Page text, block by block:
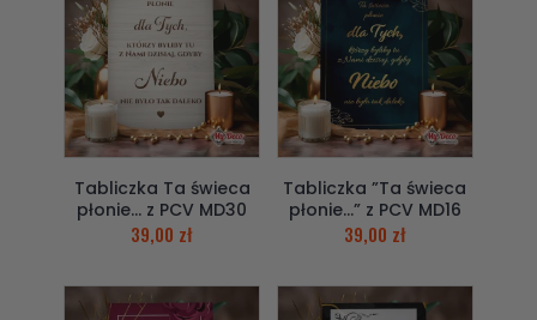
Tabliczka Ta świeca
płonie… z PCV MD30
39,00 zł
Tabliczka ”Ta świeca
płonie…” z PCV MD16
39,00 zł